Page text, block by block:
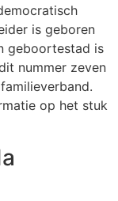
is geboren
geboortestad is
nummer zeven
op het stuk